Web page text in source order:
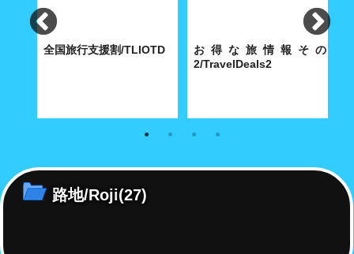
全国旅行支援割/TLIOTD
知っておきたい全国旅行支援割
お得な旅情報その
2/TravelDeals2
知っておきたいお得な旅情報を
路地/Roji(27)